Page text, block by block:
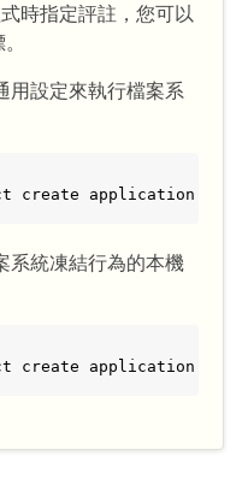
時指定評註，您可以
用設定來執行檔案系
application
系統凍結行為的本機
application